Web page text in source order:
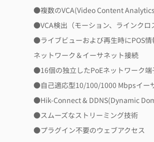
●複数のVCA(Video Content
●VCA検出（モーション、ラインク
●ライブビューおよび再生時にPOS
ネットワーク＆イーサネット接続
●16個の独立したPoEネットワーク端
●自己適応型10/100/1000 Mbpsイー
●Hik-Connect & DDNS(Dynamic
●スムーズなストリーミング技術
●プラグイン不要のウェブアクセス